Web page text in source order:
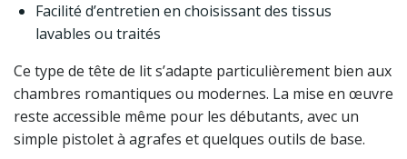
Facilité d’entretien en choisissant des tissus
lavables ou traités
Ce type de tête de lit s’adapte particulièrement bien aux
chambres romantiques ou modernes. La mise en œuvre
reste accessible même pour les débutants, avec un
simple pistolet à agrafes et quelques outils de base.